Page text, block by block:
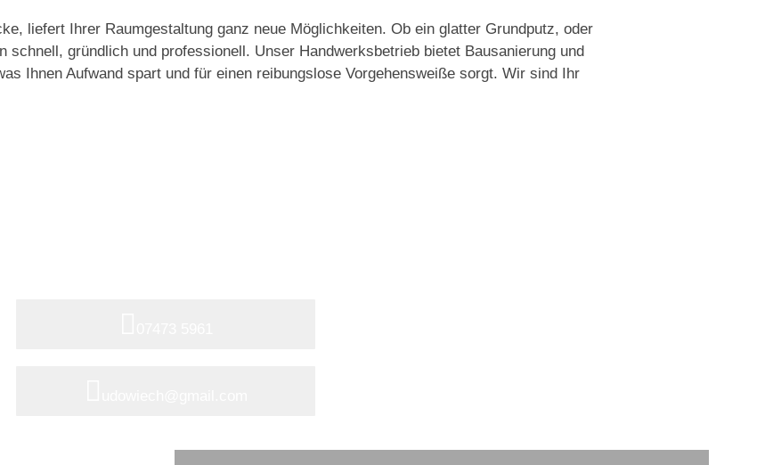
liefert Ihrer Raumgestaltung ganz neue Möglichkeiten. Ob ein glatter Grundputz, oder
schnell, gründlich und professionell. Unser Handwerksbetrieb bietet Bausanierung und
Ihnen Aufwand spart und für einen reibungslose Vorgehensweiße sorgt. Wir sind Ihr